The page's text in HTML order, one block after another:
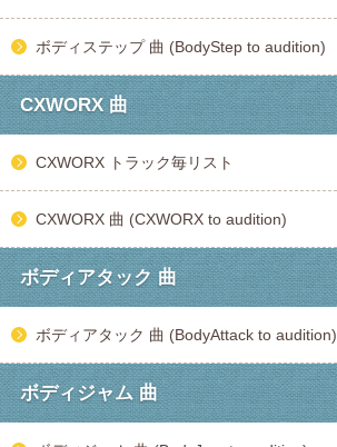
ボディステップ 曲 (BodyStep to audition)
CXWORX 曲
CXWORX トラック毎リスト
CXWORX 曲 (CXWORX to audition)
ボディアタック 曲
ボディアタック 曲 (BodyAttack to audition)
ボディジャム 曲